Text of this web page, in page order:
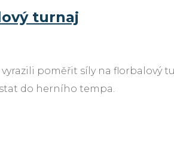
turnaj
vyrazili poměřit síly na florbalový
do herního tempa.